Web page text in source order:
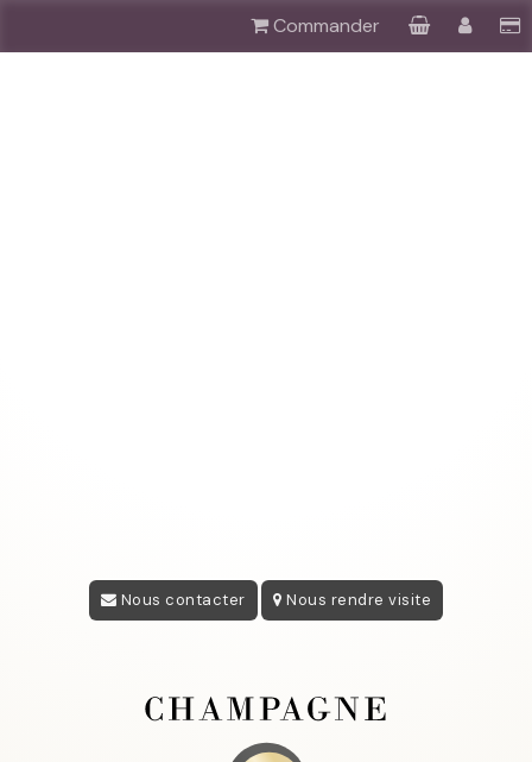
Commander
Nous contacter Nous rendre visite